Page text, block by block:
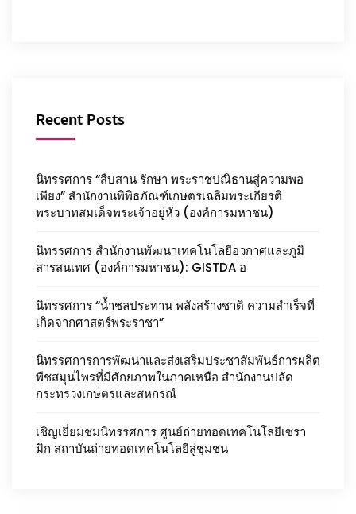
Recent Posts
นิทรรศการ “สืบสาน รักษา พระราชปณิธานสู่ความพอ
เพียง” สำนักงานพิพิธภัณฑ์เกษตรเฉลิมพระเกียรติ
พระบาทสมเด็จพระเจ้าอยู่หัว (องค์การมหาชน)
นิทรรศการ สำนักงานพัฒนาเทคโนโลยีอวกาศและภูมิ
สารสนเทศ (องค์การมหาชน): GISTDA อ
นิทรรศการ “น้ำชลประทาน พลังสร้างชาติ ความสำเร็จที่
เกิดจากศาสตร์พระราชา”
นิทรรศการการพัฒนาและส่งเสริมประชาสัมพันธ์การผลิต
พืชสมุนไพรที่มีศักยภาพในภาคเหนือ สำนักงานปลัด
กระทรวงเกษตรและสหกรณ์
เชิญเยี่ยมชมนิทรรศการ ศูนย์ถ่ายทอดเทคโนโลยีเซรา
มิก สถาบันถ่ายทอดเทคโนโลยีสู่ชุมชน